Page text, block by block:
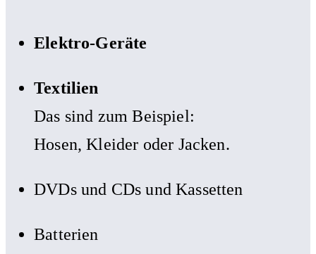
Elektro-Geräte
Textilien
Das sind zum Beispiel:
Hosen, Kleider oder Jacken.
DVDs und CDs und Kassetten
Batterien